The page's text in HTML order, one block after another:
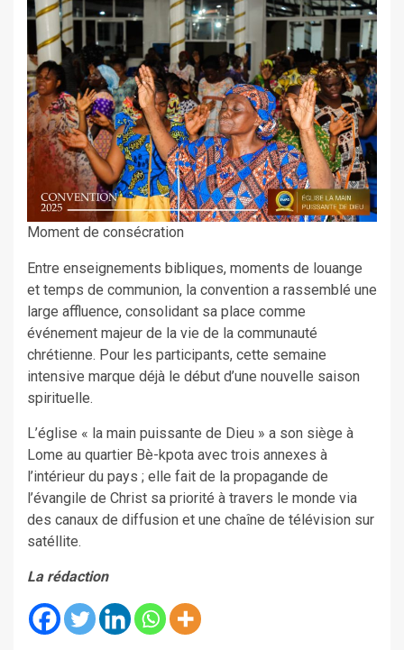
Moment de consécration
Entre enseignements bibliques, moments de louange
et temps de communion, la convention a rassemblé une
large affluence, consolidant sa place comme
événement majeur de la vie de la communauté
chrétienne. Pour les participants, cette semaine
intensive marque déjà le début d’une nouvelle saison
spirituelle.
L’église « la main puissante de Dieu » a son siège à
Lome au quartier Bè-kpota avec trois annexes à
l’intérieur du pays ; elle fait de la propagande de
l’évangile de Christ sa priorité à travers le monde via
des canaux de diffusion et une chaîne de télévision sur
satéllite.
La rédaction